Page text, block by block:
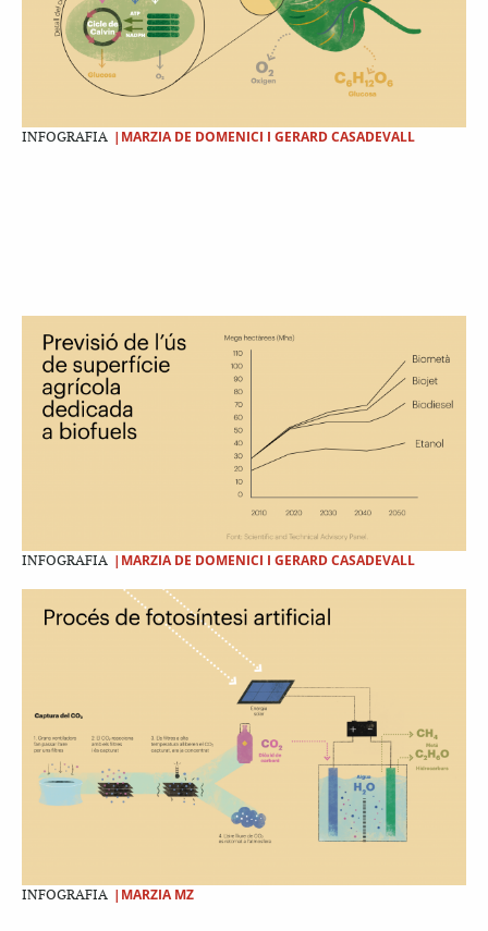
INFOGRAFIA |MARZIA DE DOMENICI I GERARD CASADEVALL
INFOGRAFIA |MARZIA DE DOMENICI I GERARD CASADEVALL
INFOGRAFIA |MARZIA MZ